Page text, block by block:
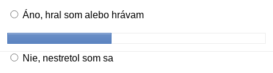
Áno, hral som alebo hrávam
Nie, nestretol som sa